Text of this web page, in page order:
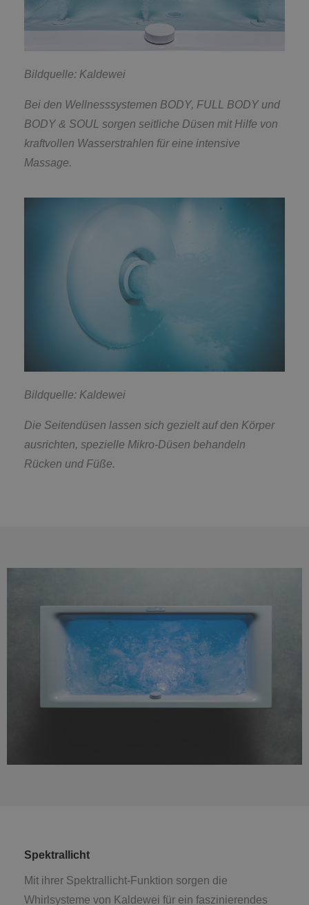
Bildquelle: Kaldewei
Bei den Wellnesssystemen BODY, FULL BODY und
BODY & SOUL sorgen seitliche Düsen mit Hilfe von
kraftvollen Wasserstrahlen für eine intensive
Massage.
Bildquelle: Kaldewei
Die Seitendüsen lassen sich gezielt auf den Körper
ausrichten, spezielle Mikro-Düsen behandeln
Rücken und Füße.
Spektrallicht
Mit ihrer Spektrallicht-Funktion sorgen die
Whirlsysteme von Kaldewei für ein faszinierendes